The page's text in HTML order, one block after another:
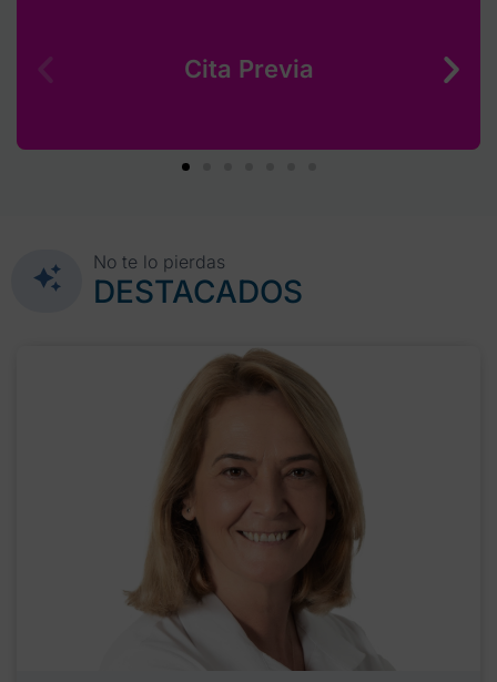
Cita Previa
No te lo pierdas
DESTACADOS